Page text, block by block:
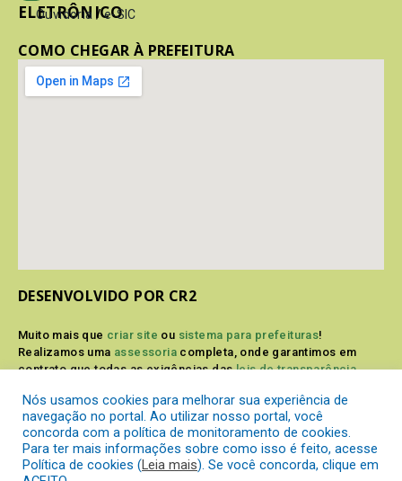
ELETRÔNICO
Ouvidoria / e-SIC
COMO CHEGAR À PREFEITURA
DESENVOLVIDO POR CR2
Muito mais que criar site ou sistema para prefeituras!
Realizamos uma assessoria completa, onde garantimos em
contrato que todas as exigências dasleis de transparência
Conheça oPNTPe oRadar da Transparência Pública
Nós usamos cookies para melhorar sua experiência de
navegação no portal. Ao utilizar nosso portal, você
concorda com a política de monitoramento de cookies.
Para ter mais informações sobre como isso é feito, acesse
Política de cookies (Leia mais). Se você concorda, clique em